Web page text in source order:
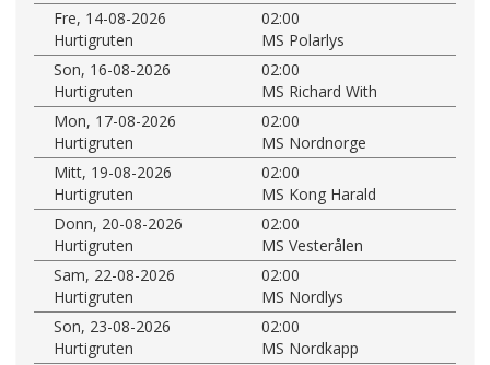
Fre, 14-08-2026
02:00
Hurtigruten
MS Polarlys
Son, 16-08-2026
02:00
Hurtigruten
MS Richard With
Mon, 17-08-2026
02:00
Hurtigruten
MS Nordnorge
Mitt, 19-08-2026
02:00
Hurtigruten
MS Kong Harald
Donn, 20-08-2026
02:00
Hurtigruten
MS Vesterålen
Sam, 22-08-2026
02:00
Hurtigruten
MS Nordlys
Son, 23-08-2026
02:00
Hurtigruten
MS Nordkapp